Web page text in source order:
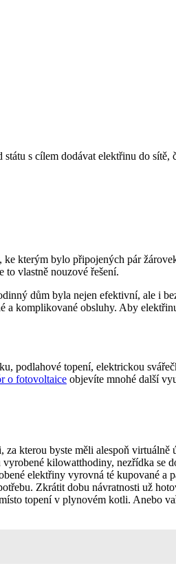
s cílem dodávat elektřinu do sítě,
kterým bylo připojených pár
to vlastně nouzové řešení.
dům byla nejen efektivní, ale i
a komplikované obsluhy. Aby
podlahové topení, elektrickou
o fotovoltaice objevíte mnohé další
kterou byste měli alespoň virtuálně
kilowatthodiny, nezřídka se
elektřiny vyrovná té kupované a
Zkrátit dobu návratnosti už
topení v plynovém kotli. Anebo